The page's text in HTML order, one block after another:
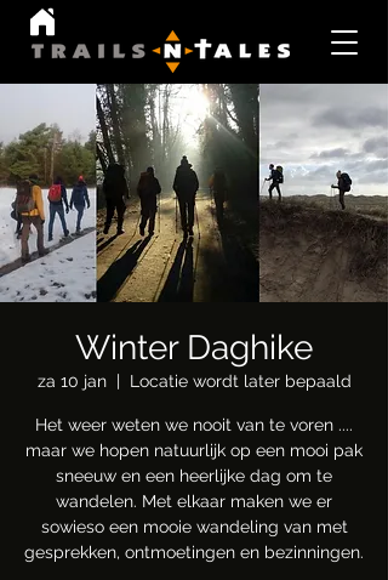
Winter Daghike
za 10 jan
  |
Locatie wordt later bepaald
Het weer weten we nooit van te voren ....
maar we hopen natuurlijk op een mooi pak
sneeuw en een heerlijke dag om te
wandelen. Met elkaar maken we er
sowieso een mooie wandeling van met
gesprekken, ontmoetingen en bezinningen.